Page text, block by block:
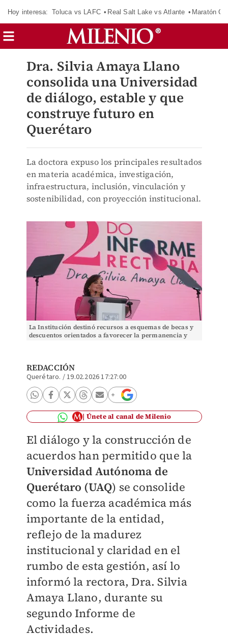
Hoy interesa: Toluca vs LAFC Real Salt Lake vs Atlante Maratón
Dra. Silvia Amaya Llano
consolida una Universidad
de diálogo, estable y que
construye futuro en
Querétaro
La doctora expuso los principales resultados
en materia académica, investigación,
infraestructura, inclusión, vinculación y
sostenibilidad, con proyección institucional.
La Institución destinó recursos a esquemas de becas y
descuentos orientados a favorecer la permanencia y
REDACCIÓN
Querétaro. /19.02.2026 17:27:00
Únete al canal de Milenio
El diálogo y la construcción de
acuerdos han permitido que la
Universidad Autónoma de
Querétaro (UAQ) se consolide
como la fuerza académica más
importante de la entidad,
reflejo de la madurez
institucional y claridad en el
rumbo de esta gestión, así lo
informó la rectora, Dra. Silvia
Amaya Llano, durante su
segundo Informe de
Actividades.